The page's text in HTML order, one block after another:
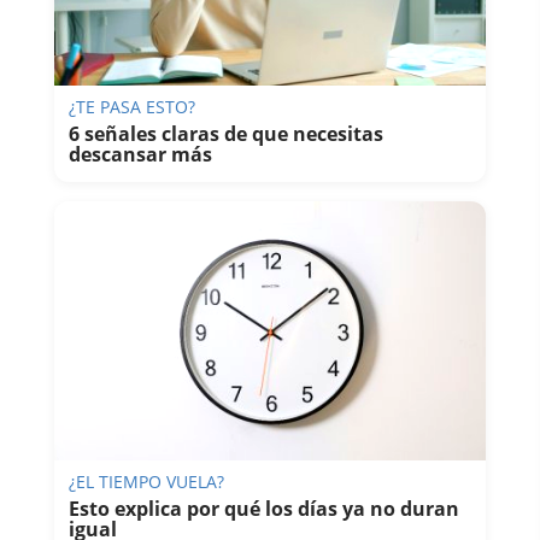
¿TE PASA ESTO?
6 señales claras de que necesitas
descansar más
¿EL TIEMPO VUELA?
Esto explica por qué los días ya no duran
igual